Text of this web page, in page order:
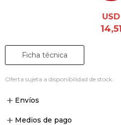
USD
14,51
Ficha técnica
Oferta sujeta a disponibilidad de stock.
Envíos
Medios de pago